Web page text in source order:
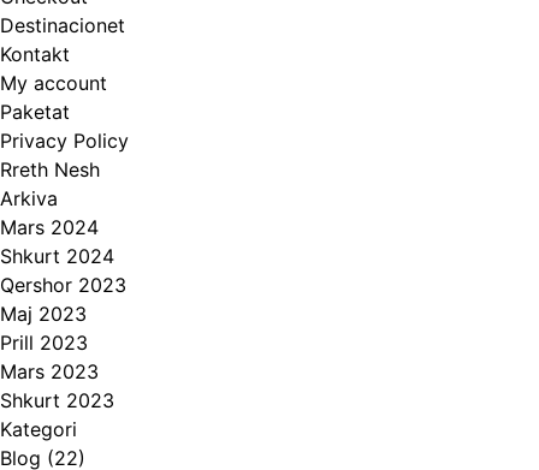
Destinacionet
Kontakt
My account
Paketat
Privacy Policy
Rreth Nesh
Arkiva
Mars 2024
Shkurt 2024
Qershor 2023
Maj 2023
Prill 2023
Mars 2023
Shkurt 2023
Kategori
Blog (22)